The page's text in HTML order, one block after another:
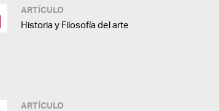
ARTÍCULO
Historia y Filosofía del arte
ARTÍCULO